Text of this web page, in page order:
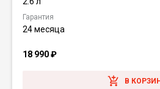
Гарантия
24 месяца
18 990₽
В